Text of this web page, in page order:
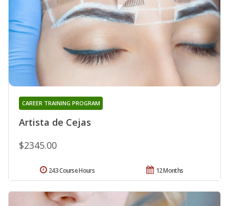
Artista de Cejas
CAREER TRAINING PROGRAM
$2345.00
12 Months
243 Course Hours